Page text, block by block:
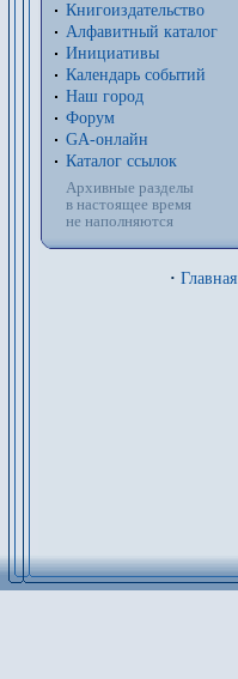
Книгоиздательство
Алфавитный каталог
Инициативы
Календарь событий
Наш город
Форум
GA-онлайн
Каталог ссылок
Архивные разделы
в настоящее время
не наполняются
· Главная